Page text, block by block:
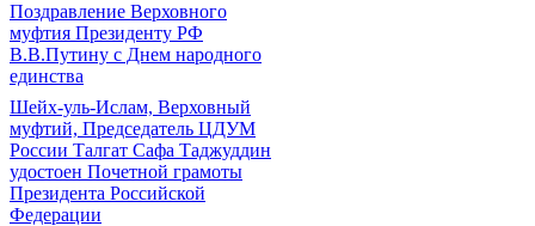
Поздравление Верховного
муфтия Президенту РФ
В.В.Путину с Днем народного
единства
Шейх-уль-Ислам, Верховный
муфтий, Председатель ЦДУМ
России Талгат Сафа Таджуддин
удостоен Почетной грамоты
Президента Российской
Федерации